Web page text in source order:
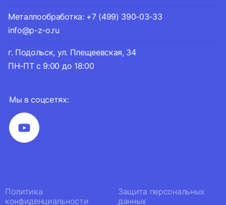
Мы в соцсетях:
Металлообработка: +7 (499) 390-03-33
info@p-z-o.ru
г. Подольск, ул. Плещеевская, 34
ПН-ПТ с 9:00 до 18:00
Политика
конфиденциальности
Защита персональных
данных